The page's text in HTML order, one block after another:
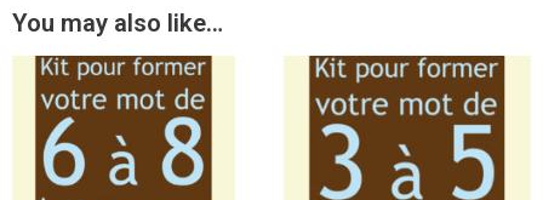
You may also like…